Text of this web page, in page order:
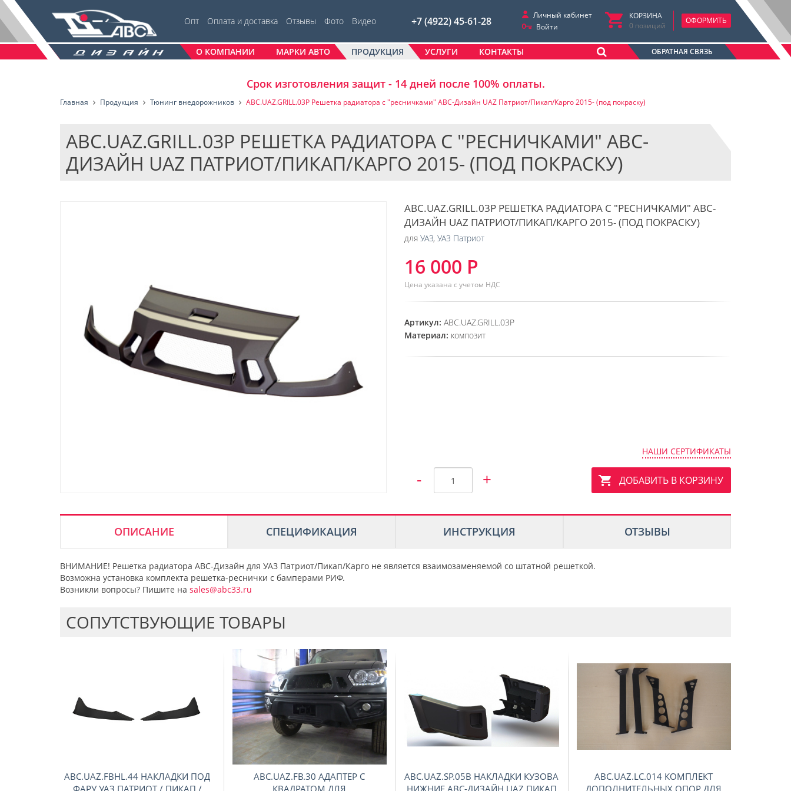
Опт Оплата и доставка Отзывы Фото Видео +7 (4922) 45-61-28
Личный кабинет
Войти
КОРЗИНА
0 позиций
ОФОРМИТЬ
О КОМПАНИИ МАРКИ АВТО ПРОДУКЦИЯ УСЛУГИ КОНТАКТЫ ОБРАТНАЯ СВЯЗЬ
Срок изготовления защит - 14 дней после 100% оплаты.
Главная Продукция Тюнинг внедорожников ABC.UAZ.GRILL.03P Решетка радиатора с "ресничками" АВС-Дизайн UAZ Патриот/Пикап/Карго 2015- (под покраску)
ABC.UAZ.GRILL.03P РЕШЕТКА РАДИАТОРА С "РЕСНИЧКАМИ" АВС-
ДИЗАЙН UAZ ПАТРИОТ/ПИКАП/КАРГО 2015- (ПОД ПОКРАСКУ)
ABC.UAZ.GRILL.03P РЕШЕТКА РАДИАТОРА С "РЕСНИЧКАМИ" АВС-
ДИЗАЙН UAZ ПАТРИОТ/ПИКАП/КАРГО 2015- (ПОД ПОКРАСКУ)
для УАЗ, УАЗ Патриот
16 000 Р
Цена указана с учетом НДС
Артикул: ABC.UAZ.GRILL.03P
Материал: композит
НАШИ СЕРТИФИКАТЫ
- + ДОБАВИТЬ В КОРЗИНУ
ОПИСАНИЕ СПЕЦИФИКАЦИЯ ИНСТРУКЦИЯ ОТЗЫВЫ
ВНИМАНИЕ! Решетка радиатора АВС-Дизайн для УАЗ Патриот/Пикап/Карго не является взаимозаменяемой со штатной решеткой.
Возможна установка комплекта решетка-реснички с бамперами РИФ.
Возникли вопросы? Пишите на sales@abc33.ru
CОПУТСТВУЮЩИЕ ТОВАРЫ
ABC.UAZ.FBHL.44 НАКЛАДКИ ПОД
ABC.UAZ.FB.30 АДАПТЕР С
ABC.UAZ.SP.05B НАКЛАДКИ КУЗОВА
ABC.UAZ.LC.014 КОМПЛЕКТ